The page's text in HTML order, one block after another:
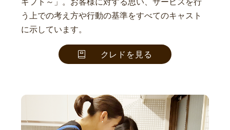
う上での考え方や行動の基準をすべてのキャスト
に示しています。
クレドを見る